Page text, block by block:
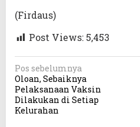
(Firdaus)
Post Views: 5,453
N
a
v
i
Pos sebelumnya
Oloan, Sebaiknya
Pelaksanaan Vaksin
Dilakukan di Setiap
Kelurahan